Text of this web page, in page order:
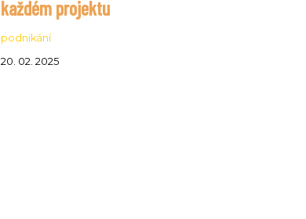
každém projektu
podnikání
20. 02. 2025